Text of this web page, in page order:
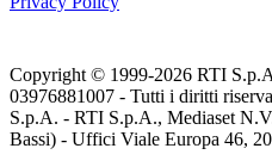
Copyright © 1999-2026 RTI
03976881007 - Tutti i diritti
S.p.A. - RTI S.p.A., Mediaset
Bassi) - Uffici Viale Europa 46,